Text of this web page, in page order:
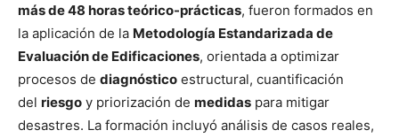
más de 48 horas teórico-prácticas, fueron formados en
la aplicación de la Metodología Estandarizada de
Evaluación de Edificaciones, orientada a optimizar
procesos de diagnóstico estructural, cuantificación
del riesgo y priorización de medidas para mitigar
desastres. La formación incluyó análisis de casos reales,